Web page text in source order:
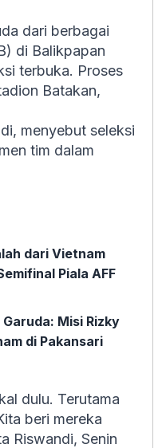
dari berbagai
di Balikpapan
terbuka. Proses
Batakan,
menyebut seleksi
tim dalam
dari Vietnam
Piala AFF
Misi Rizky
di Pakansari
dulu. Terutama
beri mereka
Riswandi, Senin